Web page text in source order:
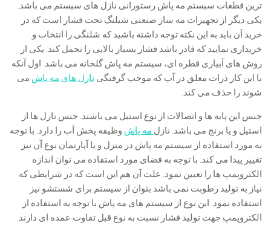
ترین قطعات سیستم مه پاش رستورانی نازل های سیستم می باشد.
یکی دیگر از تجهیزات مه ساز صنعتی شیلنگ تحت فشار است که در
خرید آن باید به این نکته توجه داشته باشید که شلنگی را انتخاب و
خریداری نمایید که قادر باشد فشار بسیار بالایی را تحمل کند. یکی از
روش های آبیاری قطره ای، سیستم مه پاش گلخانه می باشد. اول آنکه
با این کار ذرات معلق در آب که موجب گرفتگی نازل های مه پاش می
شوند را حذف می کند.
جنس این پایه ها و اتصالات از نوع استیل می باشند. جنس نازل ها از
استیل و یا برنج می باشد. نازل مه پاش وظیفه پخش آب را دارد. با توجه
به مورد استفاده از سیستم مه پاش در منزل و یا آپارتمان نوع آن نیز
تغییر پیدا می کند. با توجه به فضای مورد استفاده می توان اندازه
الکتروپمپ ها را تعیین نمود. علت آن هم این است که در شرایطی که
نیاز به تولید رطوبت نمی باشد بتوان از سیستم برای شستشو نیز
استفاده نمود. این نوع از سیستم های مه پاش با توجه به استفاده از
الکتروپمپ جهت تولید فشار نسبت به نوع قبل تفاوت عمده ای دارند.